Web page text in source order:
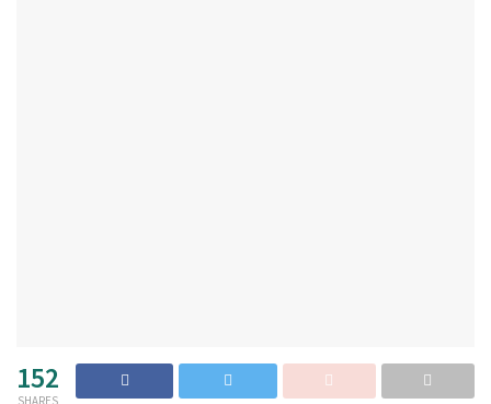
152
SHARES